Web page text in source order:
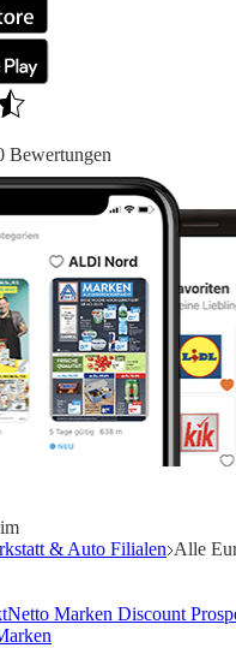
Bewertungen
& Auto Filialen Alle
Netto Marken Discount